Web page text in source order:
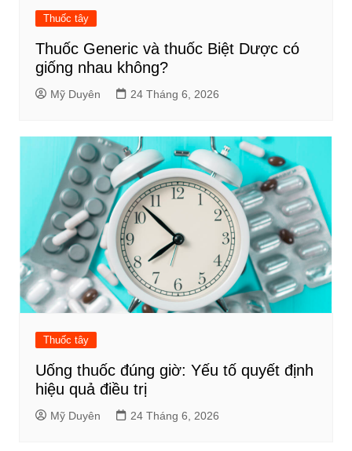
Thuốc tây
Thuốc Generic và thuốc Biệt Dược có
giống nhau không?
Mỹ Duyên 24 Tháng 6, 2026
Thuốc tây
Uống thuốc đúng giờ: Yếu tố quyết định
hiệu quả điều trị
Mỹ Duyên 24 Tháng 6, 2026